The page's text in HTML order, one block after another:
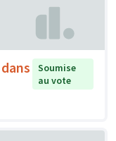
Soumise
au vote